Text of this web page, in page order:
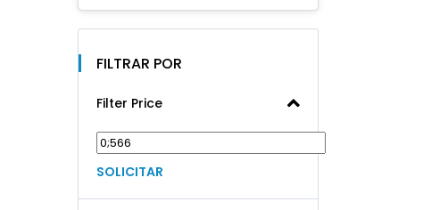
FILTRAR POR
Filter Price
SOLICITAR